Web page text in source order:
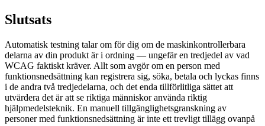
Slutsats
Automatisk testning talar om för dig om de maskinkontrollerbara
delarna av din produkt är i ordning — ungefär en tredjedel av vad
WCAG faktiskt kräver. Allt som avgör om en person med
funktionsnedsättning kan registrera sig, söka, betala och lyckas finns
i de andra två tredjedelarna, och det enda tillförlitliga sättet att
utvärdera det är att se riktiga människor använda riktig
hjälpmedelsteknik. En manuell tillgänglighetsgranskning av
personer med funktionsnedsättning är inte ett trevligt tillägg ovanpå